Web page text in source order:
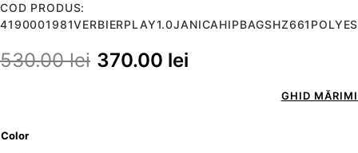
COD PRODUS:
530.00lei 370.00 lei
GHID MĂRIMI
Color